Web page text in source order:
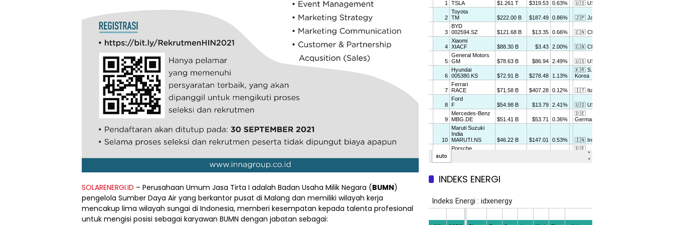
SOLARENERGI.ID – Perusahaan Umum Jasa Tirta I adalah Badan Usaha Milik Negara (BUMN)
pengelola Sumber Daya Air yang berkantor pusat di Malang dan memiliki wilayah kerja
mencakup lima wilayah sungai di Indonesia, memberi kesempatan kepada talenta profesional
untuk mengisi posisi sebagai karyawan BUMN dengan jabatan sebagai:
INDEKS ENERGI